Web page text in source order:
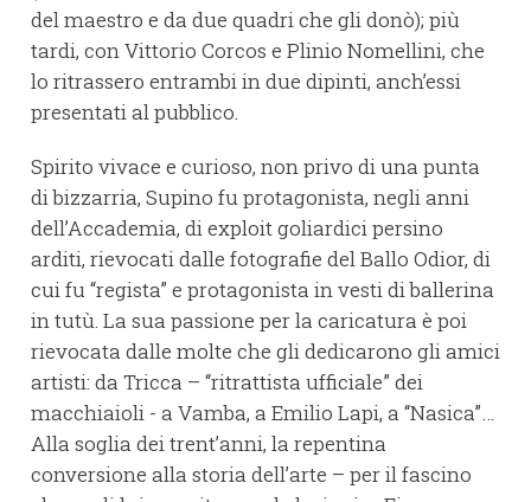
del maestro e da due quadri che gli donò); più
tardi, con Vittorio Corcos e Plinio Nomellini, che
lo ritrassero entrambi in due dipinti, anch’essi
presentati al pubblico.
Spirito vivace e curioso, non privo di una punta
di bizzarria, Supino fu protagonista, negli anni
dell’Accademia, di exploit goliardici persino
arditi, rievocati dalle fotografie del Ballo Odior, di
cui fu “regista” e protagonista in vesti di ballerina
in tutù. La sua passione per la caricatura è poi
rievocata dalle molte che gli dedicarono gli amici
artisti: da Tricca – “ritrattista ufficiale” dei
macchiaioli - a Vamba, a Emilio Lapi, a “Nasica”…
Alla soglia dei trent’anni, la repentina
conversione alla storia dell’arte – per il fascino